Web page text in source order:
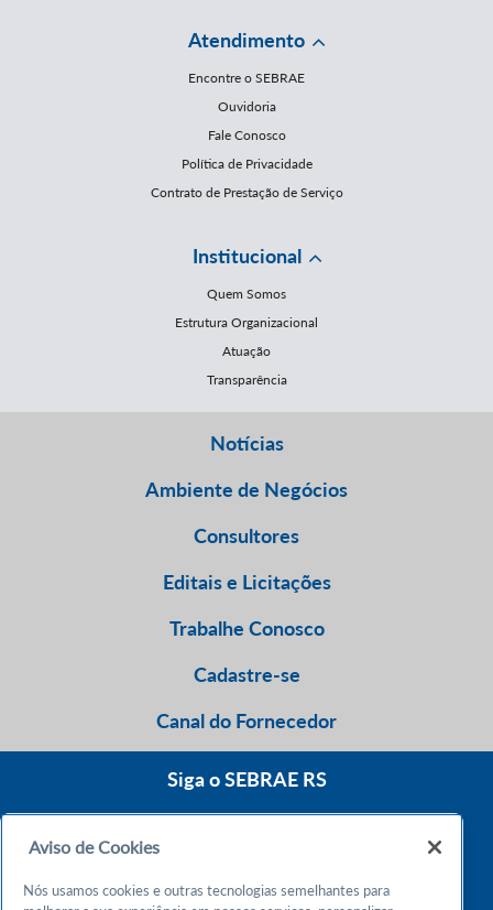
Atendimento
Encontre o SEBRAE
Ouvidoria
Fale Conosco
Política de Privacidade
Contrato de Prestação de Serviço
Institucional
Quem Somos
Estrutura Organizacional
Atuação
Transparência
Notícias
Ambiente de Negócios
Consultores
Editais e Licitações
Trabalhe Conosco
Cadastre-se
Canal do Fornecedor
Siga o SEBRAE RS
Atendimento 24h
Aviso de Cookies
Nós usamos cookies e outras tecnologias semelhantes para